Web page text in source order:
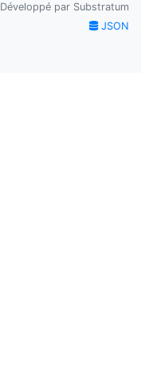
Développé par Substratum
JSON